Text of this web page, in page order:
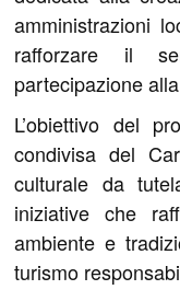
amministrazioni
rafforzare il
partecipazione
L’obiettivo del
condivisa del
culturale da
iniziative che
ambiente e
turismo